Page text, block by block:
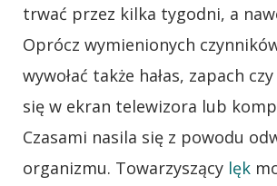
trwać przez kilka tygodni, a
Oprócz wymienionych
wywołać także hałas, zapach
się w ekran telewizora lub
Czasami nasila się z powodu
organizmu. Towarzyszący lęk